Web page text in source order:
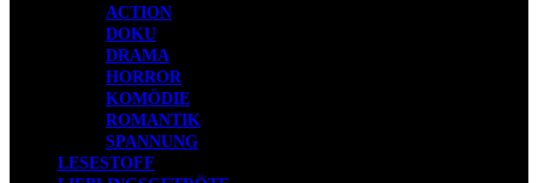
ACTION
DOKU
DRAMA
HORROR
KOMÖDIE
ROMANTIK
SPANNUNG
LESESTOFF